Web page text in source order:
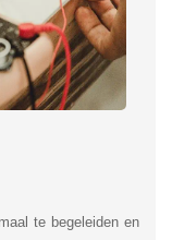
te begeleiden en